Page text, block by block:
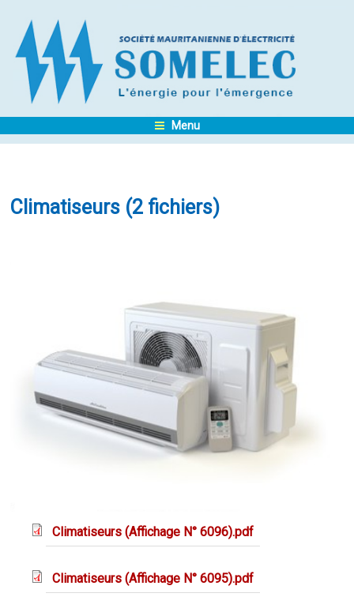
Menu
Climatiseurs (2 fichiers)
Climatiseurs (Affichage N° 6096).pdf
Climatiseurs (Affichage N° 6095).pdf